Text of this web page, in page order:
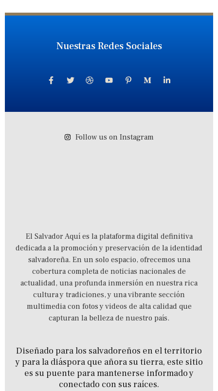
Nuestras Redes Sociales
Follow us on Instagram
El Salvador Aquí es la plataforma digital definitiva
dedicada a la promoción y preservación de la identidad
salvadoreña. En un solo espacio, ofrecemos una
cobertura completa de noticias nacionales de
actualidad, una profunda inmersión en nuestra rica
cultura y tradiciones,y una vibrante sección
multimedia con fotos y videos de alta calidad que
capturan la belleza de nuestro país.
Diseñado para los salvadoreños en el territorio
y para la diáspora que añora su tierra, este sitio
es su puente para mantenerse informado y
conectado con sus raíces.